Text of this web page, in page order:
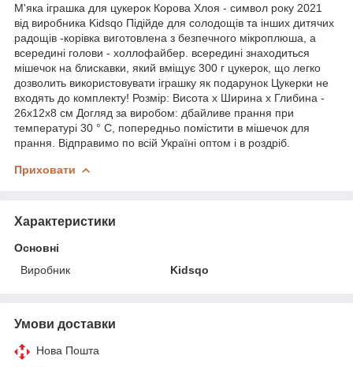
М'яка іграшка для цукерок Корова Хлоя - символ року 2021
від виробника Kidsqo Підійде для солодощів та інших дитячих
радощів -корівка виготовлена з безпечного мікроплюша, а
всередині голови - холлофайбер. всередині знаходиться
мішечок на блискавки, який вміщує 300 г цукерок, що легко
дозволить використовувати іграшку як подарунок Цукерки не
входять до комплекту! Розмір: Висота х Ширина х Глибина -
26x12x8 см Догляд за виробом: дбайливе прання при
температурі 30 ° С, попередньо помістити в мішечок для
прання. Відправимо по всій Україні оптом і в роздріб.
Приховати
Характеристики
Основні
Виробник
Kidsqo
Умови доставки
Нова Пошта